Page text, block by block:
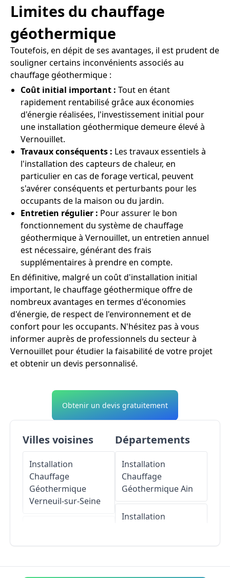
Limites du chauffage
géothermique
Toutefois, en dépit de ses avantages, il est prudent de
souligner certains inconvénients associés au
chauffage géothermique :
Coût initial important : Tout en étant
rapidement rentabilisé grâce aux économies
d'énergie réalisées, l'investissement initial pour
une installation géothermique demeure élevé à
Vernouillet.
Travaux conséquents : Les travaux essentiels à
l'installation des capteurs de chaleur, en
particulier en cas de forage vertical, peuvent
s'avérer conséquents et perturbants pour les
occupants de la maison ou du jardin.
Entretien régulier : Pour assurer le bon
fonctionnement du système de chauffage
géothermique à Vernouillet, un entretien annuel
est nécessaire, générant des frais
supplémentaires à prendre en compte.
En définitive, malgré un coût d'installation initial
important, le chauffage géothermique offre de
nombreux avantages en termes d'économies
d'énergie, de respect de l'environnement et de
confort pour les occupants. N'hésitez pas à vous
informer auprès de professionnels du secteur à
Vernouillet pour étudier la faisabilité de votre projet
et obtenir un devis personnalisé.
Obtenir un devis gratuitement
Villes voisines
Installation
Chauffage
Géothermique
Verneuil-sur-Seine
sur-Seine
Départements
Installation
Chauffage
GéothermiqueAin
Installation